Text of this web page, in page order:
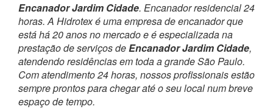
Encanador Jardim Cidade. Encanador residencial 24
horas. A Hidrotex é uma empresa de encanador que
está há 20 anos no mercado e é especializada na
prestação de serviços deEncanador Jardim Cidade,
atendendo residências em toda a grande São Paulo.
Com atendimento 24 horas, nossos profissionais estão
sempre prontos para chegar até o seu local num breve
espaço de tempo.